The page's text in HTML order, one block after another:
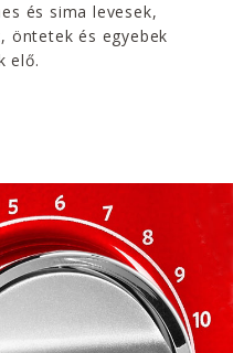
és sima levesek,
öntetek és egyebek
elő.